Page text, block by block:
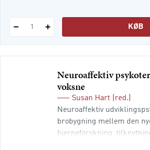
1 KØB
Neuroaffektiv
voksne
Susan Hart
(red.)
Neuroaffektiv
brobygning mellem den
hjerneforskning,